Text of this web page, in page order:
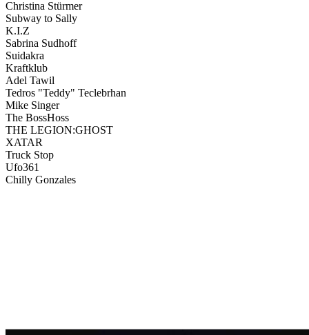
Christina Stürmer
Subway to Sally
K.I.Z
Sabrina Sudhoff
Suidakra
Kraftklub
Adel Tawil
Tedros "Teddy" Teclebrhan
Mike Singer
The BossHoss
THE LEGION:GHOST
XATAR
Truck Stop
Ufo361
Chilly Gonzales